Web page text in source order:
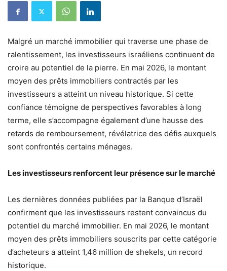
Malgré un marché immobilier qui traverse une phase de
ralentissement, les investisseurs israéliens continuent de
croire au potentiel de la pierre. En mai 2026, le montant
moyen des prêts immobiliers contractés par les
investisseurs a atteint un niveau historique. Si cette
confiance témoigne de perspectives favorables à long
terme, elle s’accompagne également d’une hausse des
retards de remboursement, révélatrice des défis auxquels
sont confrontés certains ménages.
Les investisseurs renforcent leur présence sur le marché
Les dernières données publiées par la Banque d’Israël
confirment que les investisseurs restent convaincus du
potentiel du marché immobilier. En mai 2026, le montant
moyen des prêts immobiliers souscrits par cette catégorie
d’acheteurs a atteint 1,46 million de shekels, un record
historique.